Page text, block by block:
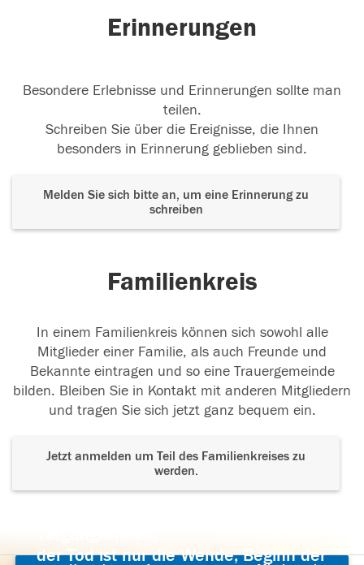
Erinnerungen
Besondere Erlebnisse und Erinnerungen sollte man
teilen.
Schreiben Sie über die Ereignisse, die Ihnen
besonders in Erinnerung geblieben sind.
Melden Sie sich bitte an, um eine Erinnerung zu
schreiben
Familienkreis
In einem Familienkreis können sich sowohl alle
Mitglieder einer Familie, als auch Freunde und
Bekannte eintragen und so eine Trauergemeinde
bilden. Bleiben Sie in Kontakt mit anderen Mitgliedern
und tragen Sie sich jetzt ganz bequem ein.
Jetzt anmelden um Teil des Familienkreises zu
werden.
der Tod ist nur die Wende, Beginn der